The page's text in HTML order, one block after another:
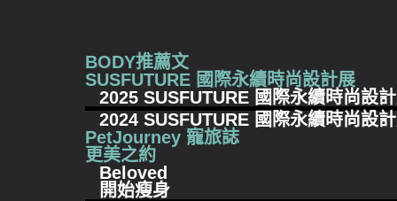
BODY推薦文
SUSFUTURE 國際永續時尚設計展
2025 SUSFUTURE 國際永續時尚設
2024 SUSFUTURE 國際永續時尚設
PetJourney 寵旅誌
更美之約
Beloved
開始瘦身